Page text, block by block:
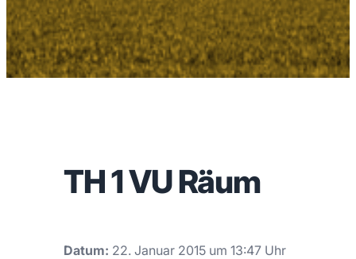
TH 1 VU Räum
Datum: 22. Januar 2015 um 13:47 Uhr